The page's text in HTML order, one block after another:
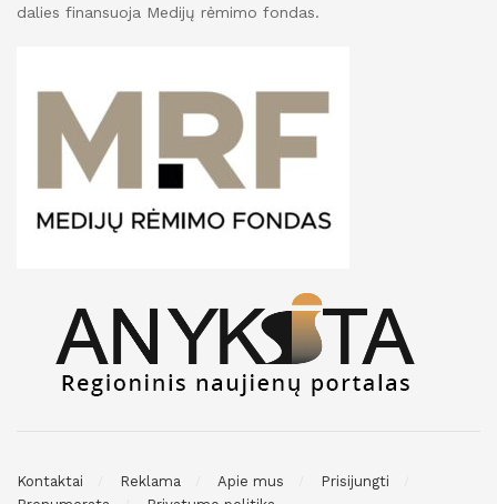
dalies finansuoja Medijų rėmimo fondas.
Kontaktai Reklama Apie mus
Prisijungti